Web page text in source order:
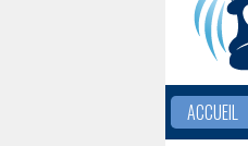
ACCUEIL